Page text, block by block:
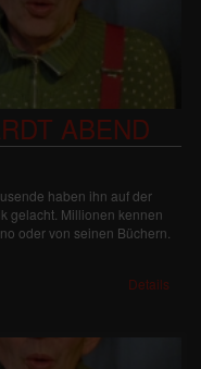
ABEND
haben ihn auf der
gelacht. Millionen kennen
oder von seinen Büchern.
Details